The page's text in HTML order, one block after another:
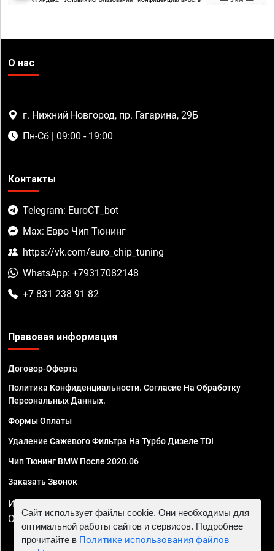
О нас
г. Нижний Новгород, пр. Гагарина, 29Б
Пн-Сб | 09:00 - 19:00
Контакты
Telegram: EuroCT_bot
Max: Евро Чип Тюнинг
https://vk.com/euro_chip_tuning
WhatsApp: +79317082148
+7 831 238 91 82
Правовая информация
Договор-Оферта
Политика Конфиденциальности. Согласие На Обработку
Персональных Данных.
Формы Оплаты
Удаление Сажевого Фильтра На Турбо Дизеле TDI
Чип Тюнинг BMW После 2020.06
Заказать Звонок
ИП Смирнов Георгий Павлович. ИНН 781302555843,
ОГРНИП 324470400032610
Сайт использует файлы cookie. Они необходимы для
оптимальной работы сайтов и сервисов. Подробнее
прочитайте в Политике использования файлов